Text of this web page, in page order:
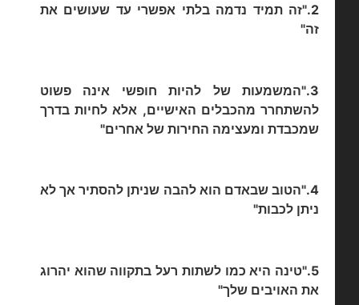
2."זה תמיד נדמה בלתי אפשרי עד שעושים את
3."המשמעות של להיות חופשי אינה פשוט
להשתחרר מהכבלים האישיים, אלא לחיות בדרך
שמכבדת ומעצימה החירות של אחרים"
4."הטוב שבאדם הוא להבה שניתן להסתיר אך לא
ניתן לכבות"
5."טינה היא כמו לשתות רעל בתקווה שהוא יהרוג
את האויבים שלך"